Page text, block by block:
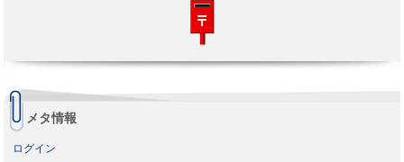
メタ情報
ログイン